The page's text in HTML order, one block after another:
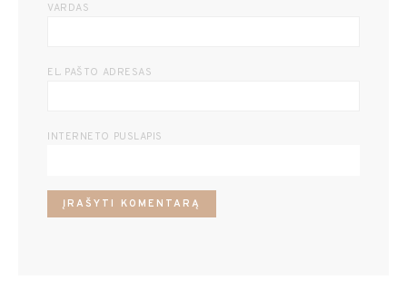
VARDAS
EL. PAŠTO ADRESAS
INTERNETO PUSLAPIS